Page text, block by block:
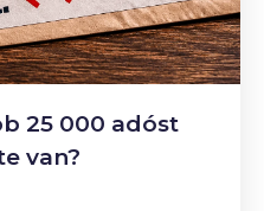
25 000 adóst
van?